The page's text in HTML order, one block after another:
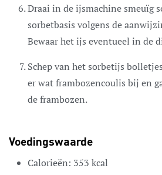
Draai in de ijsmachine smeuïg
sorbetbasis volgens de
Bewaar het ijs eventueel in de
Schep van het sorbetijs
er wat frambozencoulis bij en
de frambozen.
Voedingswaarde
Calorieën: 353 kcal